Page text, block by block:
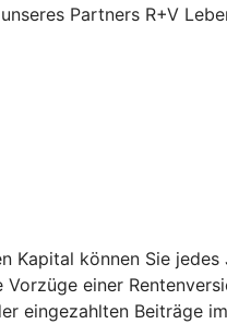
Partners R+V
können Sie
einer
eingezahlten Beiträge